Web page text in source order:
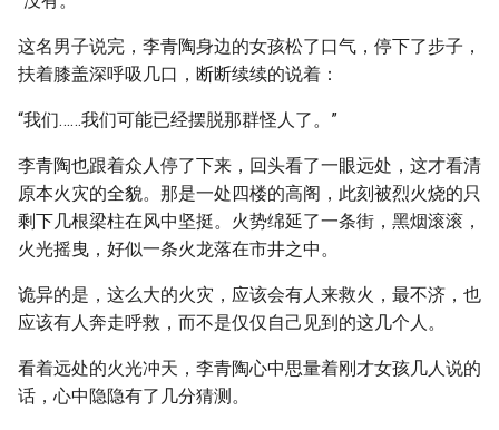
这名男子说完，李青陶身边的女孩松了口气，停下了步子，
扶着膝盖深呼吸几口，断断续续的说着：
“我们……我们可能已经摆脱那群怪人了。”
李青陶也跟着众人停了下来，回头看了一眼远处，这才看清
原本火灾的全貌。那是一处四楼的高阁，此刻被烈火烧的只
剩下几根梁柱在风中坚挺。火势绵延了一条街，黑烟滚滚，
火光摇曳，好似一条火龙落在市井之中。
诡异的是，这么大的火灾，应该会有人来救火，最不济，也
应该有人奔走呼救，而不是仅仅自己见到的这几个人。
看着远处的火光冲天，李青陶心中思量着刚才女孩几人说的
话，心中隐隐有了几分猜测。